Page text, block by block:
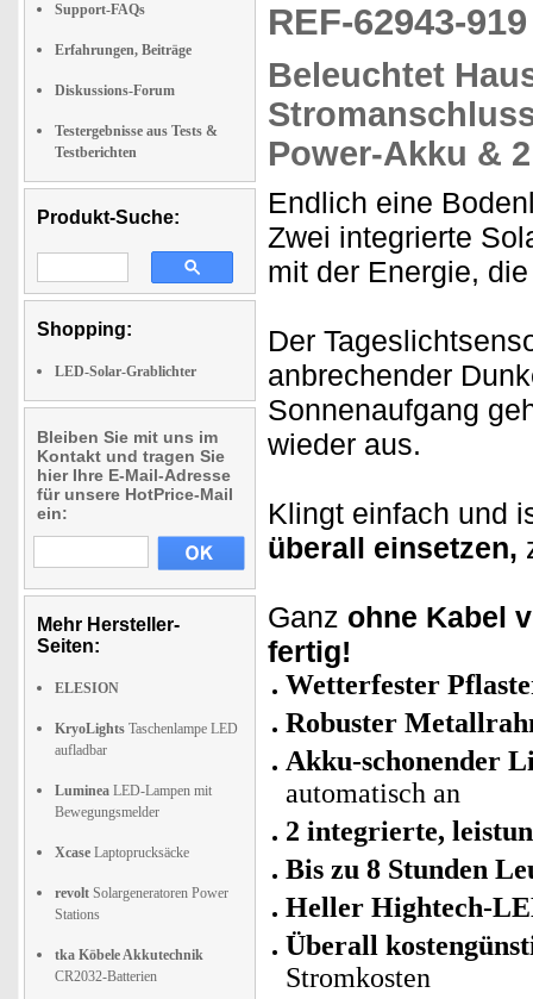
Support-FAQs
Erfahrungen, Beiträge
Diskussions-Forum
Testergebnisse aus Tests &
Testberichten
Produkt-Suche:
Shopping:
LED-Solar-Grablichter
Bleiben Sie mit uns im
Kontakt und tragen Sie
hier Ihre E-Mail-Adresse
für unsere HotPrice-Mail
ein:
Mehr Hersteller-
Seiten:
ELESION
KryoLights Taschenlampe LED
aufladbar
Luminea LED-Lampen mit
Bewegungsmelder
Xcase Laptoprucksäcke
revolt Solargeneratoren Power
Stations
tka Köbele Akkutechnik
CR2032-Batterien
REF-62943-
Beleuchtet
Power-Akku &
Endlich eine
Zwei integrierte
mit der Energie,
Der
anbrechender
Sonnenaufgang
wieder aus.
Klingt einfach und
überall einsetzen,
Ganz ohne Kabel
fertig!
Wetterfester
Robuster
Akku-schonender
automatisch an
2 integrierte,
Bis zu 8 Stunden
Heller Hightech-
Überall
Stromkosten